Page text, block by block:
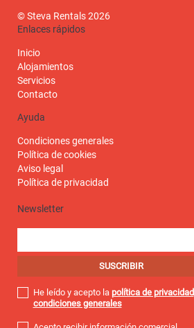
© Steva Rentals 2026
Enlaces rápidos
Inicio
Alojamientos
Servicios
Contacto
Ayuda
Condiciones generales
Política de cookies
Aviso legal
Política de privacidad
Newsletter
He leído y acepto la política de privacidad
condiciones generales